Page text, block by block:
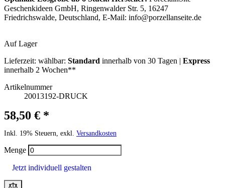
Geschenkideen GmbH, Ringenwalder Str. 5, 16247
Friedrichswalde, Deutschland, E-Mail: info@porzellanseite.de
Auf Lager
Lieferzeit: wählbar: Standard innerhalb von 30 Tagen | Express
innerhalb 2 Wochen**
Artikelnummer
20013192-DRUCK
58,50 € *
Inkl. 19% Steuern, exkl. Versandkosten
Menge
Jetzt individuell gestalten